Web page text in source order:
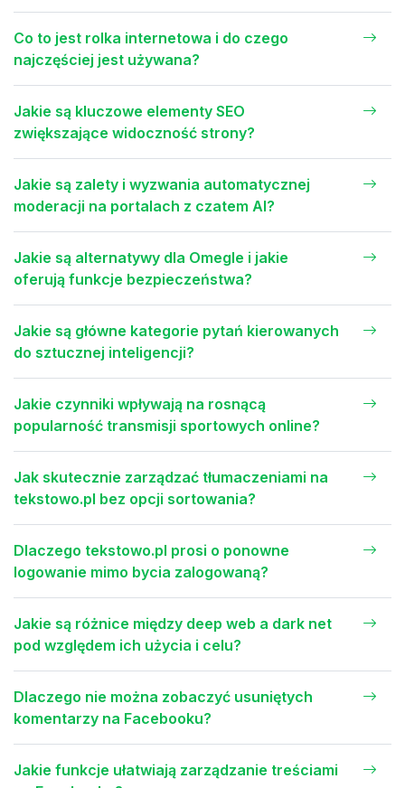
Co to jest rolka internetowa i do czego
najczęściej jest używana?
Jakie są kluczowe elementy SEO
zwiększające widoczność strony?
Jakie są zalety i wyzwania automatycznej
moderacji na portalach z czatem AI?
Jakie są alternatywy dla Omegle i jakie
oferują funkcje bezpieczeństwa?
Jakie są główne kategorie pytań kierowanych
do sztucznej inteligencji?
Jakie czynniki wpływają na rosnącą
popularność transmisji sportowych online?
Jak skutecznie zarządzać tłumaczeniami na
tekstowo.pl bez opcji sortowania?
Dlaczego tekstowo.pl prosi o ponowne
logowanie mimo bycia zalogowaną?
Jakie są różnice między deep web a dark net
pod względem ich użycia i celu?
Dlaczego nie można zobaczyć usuniętych
komentarzy na Facebooku?
Jakie funkcje ułatwiają zarządzanie treściami